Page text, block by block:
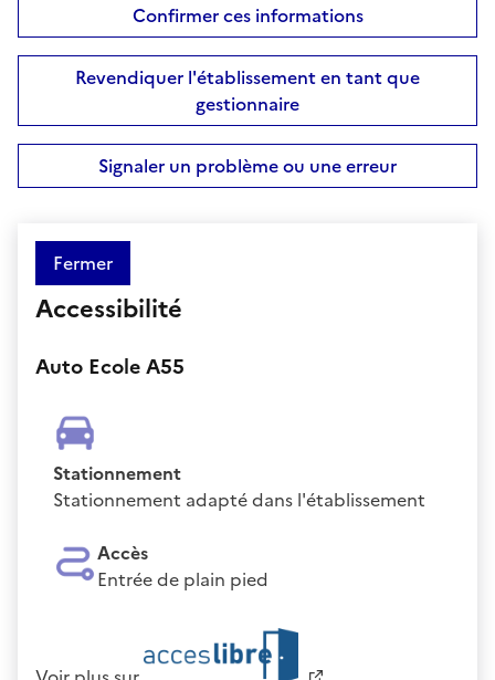
Confirmer ces informations
Revendiquer l'établissement en tant que
gestionnaire
Signaler un problème ou une erreur
Fermer
Accessibilité
Auto Ecole A55
Stationnement
Stationnement adapté dans l'établissement
Accès
Entrée de plain pied